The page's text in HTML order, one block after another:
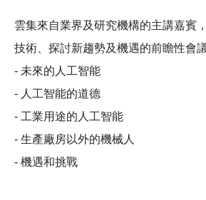
雲集來自業界及研究機構的主講嘉賓
技術、探討新趨勢及機遇的前瞻性會
- 未來的人工智能
- 人工智能的道德
- 工業用途的人工智能
- 生產廠房以外的機械人
- 機遇和挑戰